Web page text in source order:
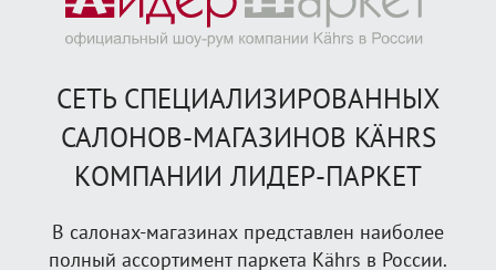
СЕТЬ СПЕЦИАЛИЗИРОВАННЫХ
САЛОНОВ-МАГАЗИНОВ KÄHRS
КОМПАНИИ ЛИДЕР-ПАРКЕТ
В салонах-магазинах представлен наиболее
полный ассортимент паркета Kährs в России.